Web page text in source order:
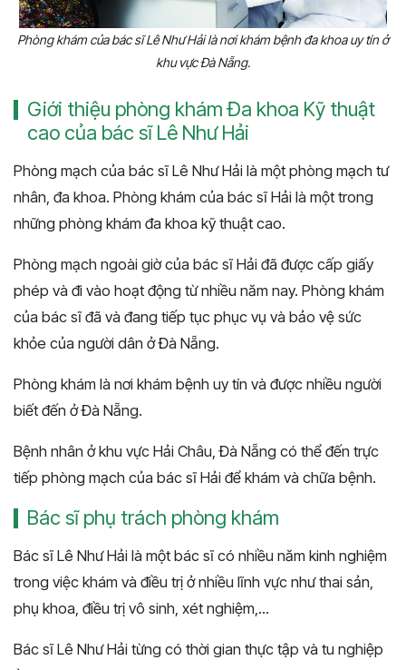
Phòng khám của bác sĩ Lê Như Hải là nơi khám bệnh đa khoa uy tín ở
khu vực Đà Nẵng.
Giới thiệu phòng khám Đa khoa Kỹ thuật
cao của bác sĩ Lê Như Hải
Phòng mạch của bác sĩ Lê Như Hải là một phòng mạch tư
nhân, đa khoa. Phòng khám của bác sĩ Hải là một trong
những phòng khám đa khoa kỹ thuật cao.
Phòng mạch ngoài giờ của bác sĩ Hải đã được cấp giấy
phép và đi vào hoạt động từ nhiều năm nay. Phòng khám
của bác sĩ đã và đang tiếp tục phục vụ và bảo vệ sức
khỏe của người dân ở Đà Nẵng.
Phòng khám là nơi khám bệnh uy tín và được nhiều người
biết đến ở Đà Nẵng.
Bệnh nhân ở khu vực Hải Châu, Đà Nẵng có thể đến trực
tiếp phòng mạch của bác sĩ Hải để khám và chữa bệnh.
Bác sĩ phụ trách phòng khám
Bác sĩ Lê Như Hải là một bác sĩ có nhiều năm kinh nghiệm
trong việc khám và điều trị ở nhiều lĩnh vực như thai sản,
phụ khoa, điều trị vô sinh, xét nghiệm,...
Bác sĩ Lê Như Hải từng có thời gian thực tập và tu nghiệp